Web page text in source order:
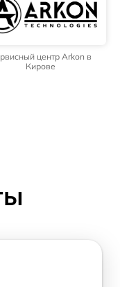
центр Arkon в
Кирове